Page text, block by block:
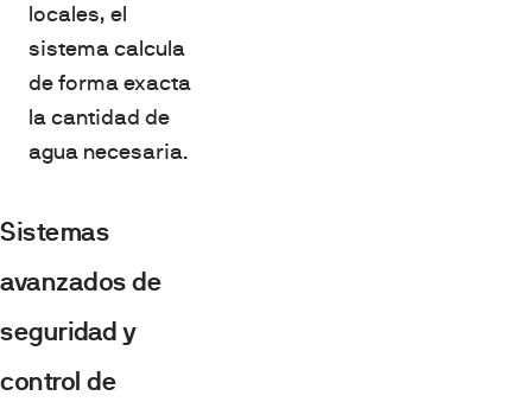
locales, el
sistema calcula
de forma exacta
la cantidad de
agua necesaria.
Sistemas
avanzados de
seguridad y
control de